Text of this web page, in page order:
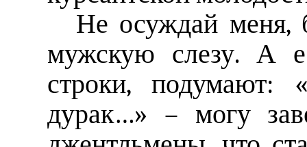
Не осуждай меня,
мужскую слезу. А
строки, подумают:
дурак…» – могу